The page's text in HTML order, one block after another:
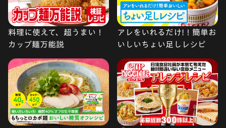
料理に使えて、超うまい！
カップ麺万能説
アレをいれるだけ!！簡単お
いしいちょい足しレシピ